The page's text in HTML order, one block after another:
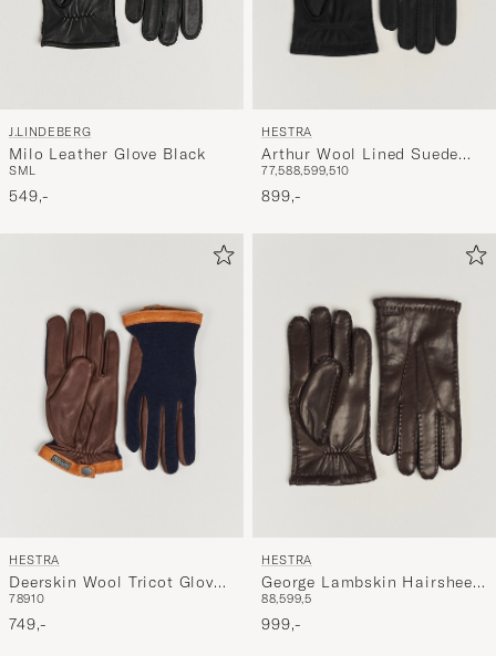
J.LINDEBERG
Milo Leather Glove Black
SML
549,-
HESTRA
Arthur Wool Lined Suede
Glove Black
77,588,599,510
899,-
HESTRA
Deerskin Wool Tricot Glove
Blue/Brown
78910
749,-
HESTRA
George Lambskin Hairsheep
Glove Espresso
88,599,5
999,-